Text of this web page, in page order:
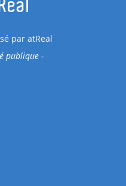
par atReal
publique -